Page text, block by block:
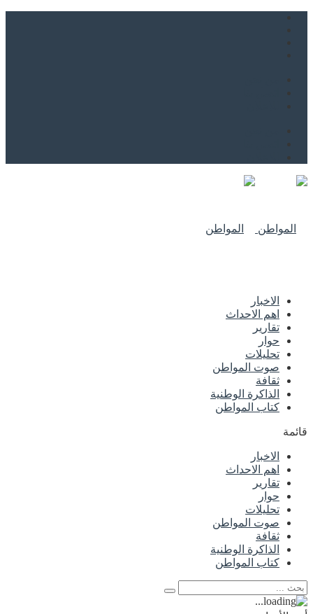
الاخبار
اهم الاحداث
تقارير
حوار
تحليلات
صوت المواطن
ثقافة
الذاكرة الوطنية
كتاب المواطن
قائمة
الاخبار
اهم الاحداث
تقارير
حوار
تحليلات
صوت المواطن
ثقافة
الذاكرة الوطنية
كتاب المواطن